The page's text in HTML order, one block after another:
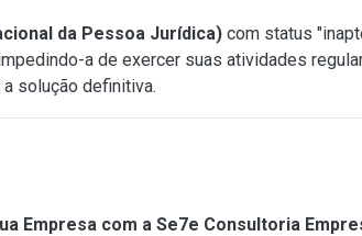
da Pessoa Jurídica) com status
a de exercer suas atividades
a solução definitiva.
Empresa com a Se7e Consultoria